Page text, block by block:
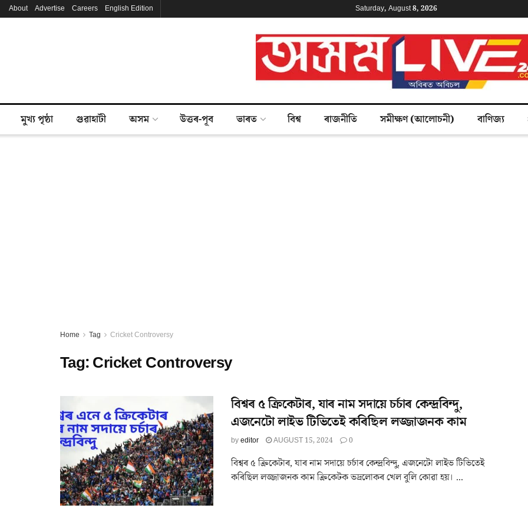
About Advertise Careers English Edition Saturday, August 8, 2026
মুখ্য পৃষ্ঠা গুৱাহাটী অসম উত্তৰ-পূব ভাৰত বিশ্ব ৰাজনীতি সমীক্ষণ (আলোচনী) বাণিজ্য
Home Tag Cricket Controversy
Tag:Cricket Controversy
বিশ্বৰ ৫ ক্ৰিকেটাৰ, যাৰ নাম সদায়ে চৰ্চাৰ কেন্দ্ৰবিন্দু,
এজনেটো লাইভ টিভিতেই কৰিছিল লজ্জাজনক কাম
byeditor AUGUST 15, 2024 0
বিশ্বৰ ৫ ক্ৰিকেটাৰ, যাৰ নাম সদায়ে চৰ্চাৰ কেন্দ্ৰবিন্দু, এজনেটো লাইভ টিভিতেই
কৰিছিল লজ্জাজনক কাম ক্ৰিকেটক ভদ্ৰলোকৰ খেল বুলি কোৱা হয়। ...